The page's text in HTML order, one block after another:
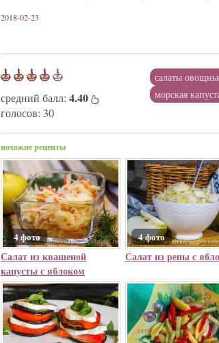
2018-02-23
средний балл: 4.40
голосов: 30
салаты
морская
похожие рецепты
4 фото
Салат из квашеной
капусты с яблоком
4 фото
Салат из репы с